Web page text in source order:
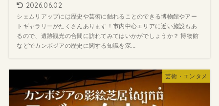
2026.06.02
シェムリアップには歴史や芸術に触れることのできる博物館やアー
トギャラリーがたくさんあります！市内中心エリアに近い施設もあ
るので、遺跡観光の合間に訪れてみてはいかがでしょうか？ 博物館
などでカンボジアの歴史に関する知識を深...
芸術・エンタメ